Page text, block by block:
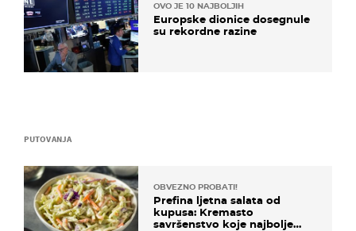
PUTOVANJA
OBVEZNO PROBATI!
Prefina ljetna salata od
kupusa: Kremasto
savršenstvo koje najbolje
OVO JE 10 NAJBOLJIH
Europske dionice dosegnule
su rekordne razine